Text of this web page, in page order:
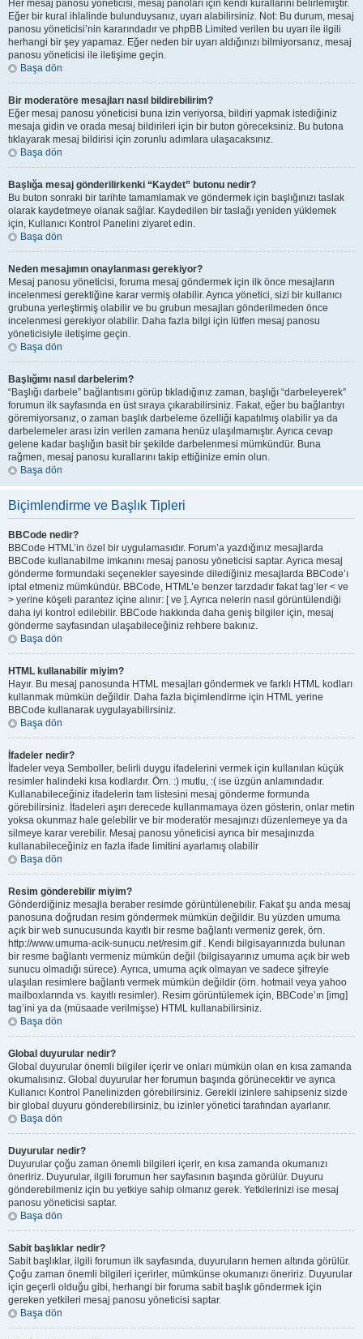
Her mesaj panosu yöneticisi, mesaj panoları için kendi kurallarını belirlemiştir.
Eğer bir kural ihlalinde bulunduysanız, uyarı alabilirsiniz. Not: Bu durum, mesaj
panosu yöneticisi’nin kararındadır ve phpBB Limited verilen bu uyarı ile ilgili
herhangi bir şey yapamaz. Eğer neden bir uyarı aldığınızı bilmiyorsanız, mesaj
panosu yöneticisi ile iletişime geçin.
Başa dön
Bir moderatöre mesajları nasıl bildirebilirim?
Eğer mesaj panosu yöneticisi buna izin veriyorsa, bildiri yapmak istediğiniz
mesaja gidin ve orada mesaj bildirileri için bir buton göreceksiniz. Bu butona
tıklayarak mesaj bildirisi için zorunlu adımlara ulaşacaksınız.
Başa dön
Başlığa mesaj gönderilirkenki “Kaydet” butonu nedir?
Bu buton sonraki bir tarihte tamamlamak ve göndermek için başlığınızı taslak
olarak kaydetmeye olanak sağlar. Kaydedilen bir taslağı yeniden yüklemek
için, Kullanıcı Kontrol Panelini ziyaret edin.
Başa dön
Neden mesajımın onaylanması gerekiyor?
Mesaj panosu yöneticisi, foruma mesaj göndermek için ilk önce mesajların
incelenmesi gerektiğine karar vermiş olabilir. Ayrıca yönetici, sizi bir kullanıcı
grubuna yerleştirmiş olabilir ve bu grubun mesajları gönderilmeden önce
incelenmesi gerekiyor olabilir. Daha fazla bilgi için lütfen mesaj panosu
yöneticisiyle iletişime geçin.
Başa dön
Başlığımı nasıl darbelerim?
“Başlığı darbele” bağlantısını görüp tıkladığınız zaman, başlığı “darbeleyerek”
forumun ilk sayfasında en üst sıraya çıkarabilirsiniz. Fakat, eğer bu bağlantıyı
göremiyorsanız, o zaman başlık darbeleme özelliği kapatılmış olabilir ya da
darbelemeler arası izin verilen zamana henüz ulaşılmamıştır. Ayrıca cevap
gelene kadar başlığın basit bir şekilde darbelenmesi mümkündür. Buna
rağmen, mesaj panosu kurallarını takip ettiğinize emin olun.
Başa dön
Biçimlendirme ve Başlık Tipleri
BBCode nedir?
BBCode HTML’in özel bir uygulamasıdır. Forum’a yazdığınız mesajlarda
BBCode kullanabilme imkanını mesaj panosu yöneticisi saptar. Ayrıca mesaj
gönderme formundaki seçenekler sayesinde dilediğiniz mesajlarda BBCode’ı
iptal etmeniz mümkündür. BBCode, HTML’e benzer tarzdadır fakat tag’ler < ve
> yerine köşeli parantez içine alınır: [ ve ]. Ayrıca nelerin nasıl görüntülendiği
daha iyi kontrol edilebilir. BBCode hakkında daha geniş bilgiler için, mesaj
gönderme sayfasından ulaşabileceğiniz rehbere bakınız.
Başa dön
HTML kullanabilir miyim?
Hayır. Bu mesaj panosunda HTML mesajları göndermek ve farklı HTML kodları
kullanmak mümkün değildir. Daha fazla biçimlendirme için HTML yerine
BBCode kullanarak uygulayabilirsiniz.
Başa dön
İfadeler nedir?
İfadeler veya Semboller, belirli duygu ifadelerini vermek için kullanılan küçük
resimler halindeki kısa kodlardır. Örn. :) mutlu, :( ise üzgün anlamındadır.
Kullanabileceğiniz ifadelerin tam listesini mesaj gönderme formunda
görebilirsiniz. İfadeleri aşırı derecede kullanmamaya özen gösterin, onlar metin
yoksa okunmaz hale gelebilir ve bir moderatör mesajınızı düzenlemeye ya da
silmeye karar verebilir. Mesaj panosu yöneticisi ayrıca bir mesajınızda
kullanabileceğiniz en fazla ifade limitini ayarlamış olabilir
Başa dön
Resim gönderebilir miyim?
Gönderdiğiniz mesajla beraber resimde görüntülenebilir. Fakat şu anda mesaj
panosuna doğrudan resim göndermek mümkün değildir. Bu yüzden umuma
açık bir web sunucusunda kayıtlı bir resme bağlantı vermeniz gerek, örn.
http://www.umuma-acik-sunucu.net/resim.gif . Kendi bilgisayarınızda bulunan
bir resme bağlantı vermeniz mümkün değil (bilgisayarınız umuma açık bir web
sunucu olmadığı sürece). Ayrıca, umuma açık olmayan ve sadece şifreyle
ulaşılan resimlere bağlantı vermek mümkün değildir (örn. hotmail veya yahoo
mailboxlarında vs. kayıtlı resimler). Resim görüntülemek için, BBCode’ın [img]
tag’ini ya da (müsaade verilmişse) HTML kullanabilirsiniz.
Başa dön
Global duyurular nedir?
Global duyurular önemli bilgiler içerir ve onları mümkün olan en kısa zamanda
okumalısınız. Global duyurular her forumun başında görünecektir ve ayrıca
Kullanıcı Kontrol Panelinizden görebilirsiniz. Gerekli izinlere sahipseniz sizde
bir global duyuru gönderebilirsiniz, bu izinler yönetici tarafından ayarlanır.
Başa dön
Duyurular nedir?
Duyurular çoğu zaman önemli bilgileri içerir, en kısa zamanda okumanızı
öneririz. Duyurular, ilgili forumun her sayfasının başında görülür. Duyuru
gönderebilmeniz için bu yetkiye sahip olmanız gerek. Yetkilerinizi ise mesaj
panosu yöneticisi saptar.
Başa dön
Sabit başlıklar nedir?
Sabit başlıklar, ilgili forumun ilk sayfasında, duyuruların hemen altında görülür.
Çoğu zaman önemli bilgileri içerirler, mümkünse okumanızı öneririz. Duyurular
için geçerli olduğu gibi, herhangi bir foruma sabit başlık göndermek için
gereken yetkileri mesaj panosu yöneticisi saptar.
Başa dön